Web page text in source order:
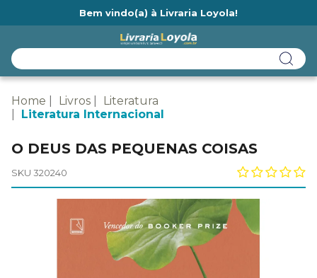
Bem vindo(a) à Livraria Loyola!
Home Livros
Literatura
Literatura Internacional
O DEUS DAS PEQUENAS COISAS
SKU 320240